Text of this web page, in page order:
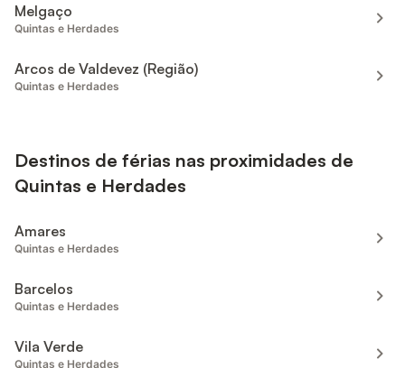
Melgaço
Quintas e Herdades
Arcos de Valdevez (Região)
Quintas e Herdades
Destinos de férias nas proximidades de
Quintas e Herdades
Amares
Quintas e Herdades
Barcelos
Quintas e Herdades
Vila Verde
Quintas e Herdades